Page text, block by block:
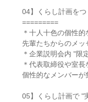
04】くらし計画を
=========
＊十人十色の個性的
先輩たちからのメッ
＊企業説明会内 "限
＊代表取締役や室長
個性的なメンバーが
05】くらし計画で "